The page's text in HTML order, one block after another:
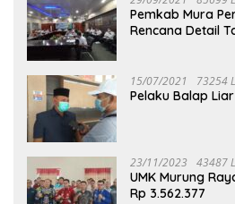
Pemkab Mura
Rencana Detail
15/07/2021 73254
Pelaku Balap
23/11/2023 43487
UMK Murung
Rp 3.562.377